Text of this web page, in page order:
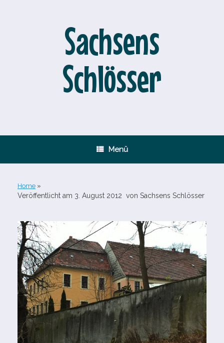
Sachsens
Schlösser
Menü
Home »
Veröffentlicht am 3. August 2012 von Sachsens Schlösser